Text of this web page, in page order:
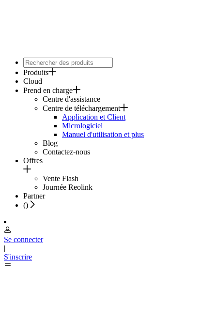
Produits
Cloud
Prend en charge
Centre d'assistance
Centre de téléchargement
Application et Client
Micrologiciel
Manuel d'utilisation et plus
Blog
Contactez-nous
Offres
Vente Flash
Journée Reolink
Partner
()
Se connecter
|
S'inscrire